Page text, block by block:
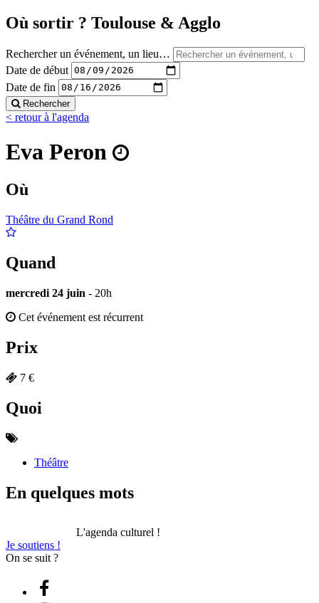
Où sortir ? Toulouse & Agglo
Rechercher un événement, un lieu…
Date de début
Date de fin
Rechercher
< retour à l'agenda
Eva Peron
Où
Théâtre du Grand Rond
Quand
mercredi 24 juin - 20h
Cet événement est récurrent
Prix
7 €
Quoi
Théâtre
En quelques mots
L'agenda culturel !
Je soutiens !
On se suit ?